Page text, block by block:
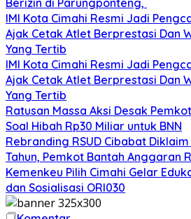
IMI Kota Cimahi Resmi Jadi
Ajak Cetak Atlet Berprestasi Dan
Yang Tertib
IMI Kota Cimahi Resmi Jadi
Ajak Cetak Atlet Berprestasi Dan
Yang Tertib
Ratusan Massa Aksi Desak
Soal Hibah Rp30 Miliar untuk BNN
Rebranding RSUD Cibabat
Tahun, Pemkot Bantah Anggaran
Kemenkeu Pilih Cimahi Gelar
dan Sosialisasi ORI030